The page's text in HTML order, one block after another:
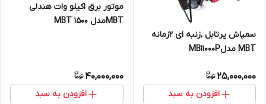
سمپاش پرتابل ,زنبه ای 2زمانه
MBT مدلMB11000P
25,000,000
افزودن به سبد
موتور برق 1کیلو وات هندلی
MBTمدل MBT 1500
40,000,000
افزودن به سبد